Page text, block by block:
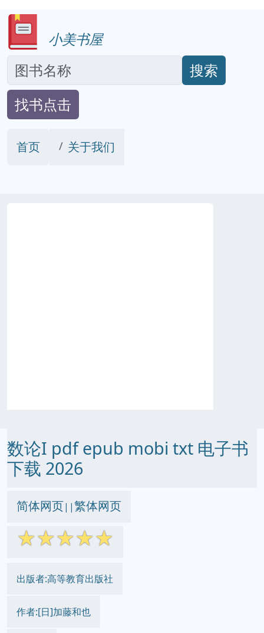
小美书屋
搜索
找书点击
首页 关于我们
数论I pdf epub mobi txt 电子书
下载 2026
简体网页||繁体网页
☆☆☆☆☆
出版者:高等教育出版社
作者:[日]加藤和也